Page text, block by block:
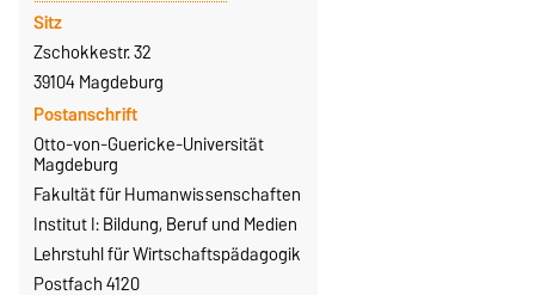
Sitz
Zschokkestr. 32
39104 Magdeburg
Postanschrift
Otto-von-Guericke-Universität
Magdeburg
Fakultät für Humanwissenschaften
Institut I: Bildung, Beruf und Medien
Lehrstuhl für Wirtschaftspädagogik
Postfach 4120